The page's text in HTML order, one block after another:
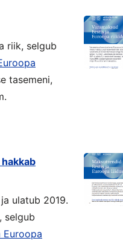
riik, selgub
tasemeni,
ulatub 2019.
selgub
Euroopa